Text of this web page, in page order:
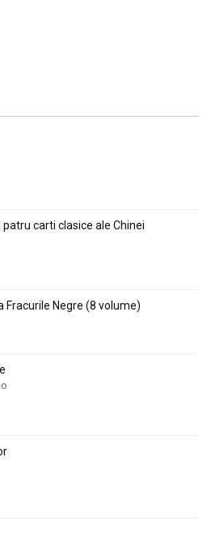
patru carti clasice ale Chinei
Fracurile Negre (8 volume)